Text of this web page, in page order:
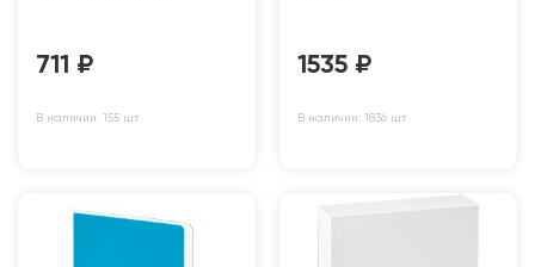
711 ₽
В наличии: 155 шт
1535 ₽
В наличии: 1836 шт